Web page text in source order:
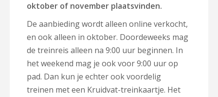
oktober of november plaatsvinden.
De aanbieding wordt alleen online verkocht,
en ook alleen in oktober. Doordeweeks mag
de treinreis alleen na 9:00 uur beginnen. In
het weekend mag je ook voor 9:00 uur op
pad. Dan kun je echter ook voordelig
treinen met een Kruidvat-treinkaartje. Het